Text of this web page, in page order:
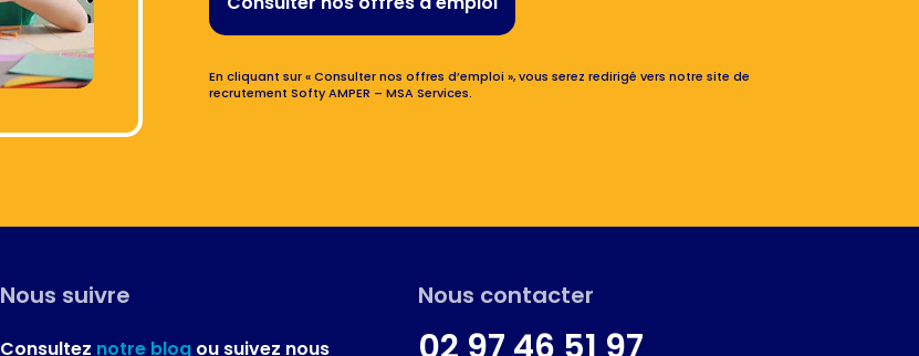
En cliquant sur « Consulter nos offres d’emploi », vous serez redirigé vers notre site de
recrutement Softy AMPER – MSA Services.
Nous suivre
Consultez notre blogou suivez nous
Nous contacter